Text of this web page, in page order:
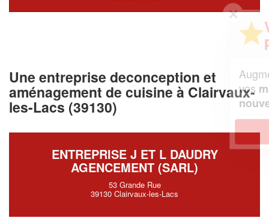
Une entreprise deconception et
aménagement de cuisine à Clairvaux-
les-Lacs (39130)
ENTREPRISE J ET L DAUDRY
AGENCEMENT (SARL)
53 Grande Rue
39130 Clairvaux-les-Lacs
✕
Augmentez votrechiffre d'affaireset
vosmargestout en gagnant de
nouveaux clients!
En savoir plus